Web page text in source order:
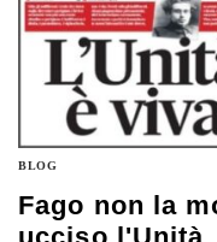
BLOG
Fago non la